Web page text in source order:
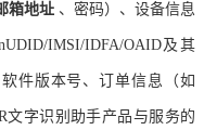
箱地址 、密码）、设备信息
IMSI/IDFA/OAID及其
件版本号、订单信息（如
文字识别助手产品与服务的